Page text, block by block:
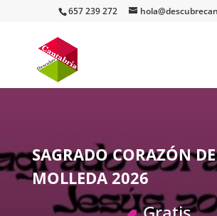
657 239 272
SAGRADO CORAZÓN DE
MOLLEDA 2026